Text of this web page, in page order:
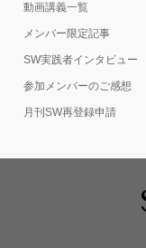
動画講義一覧
メンバー限定記事
SW実践者インタビュー
参加メンバーのご感想
月刊SW再登録申請